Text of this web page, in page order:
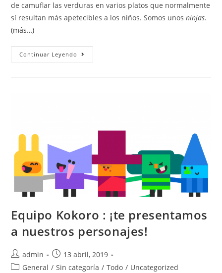
de camuflar las verduras en varios platos que normalmente
sí resultan más apetecibles a los niños. Somos unosninjas.
(más…)
Continuar Leyendo
Equipo Kokoro : ¡te presentamos
a nuestros personajes!
admin
13 abril, 2019
General / Sin categoría / Todo / Uncategorized